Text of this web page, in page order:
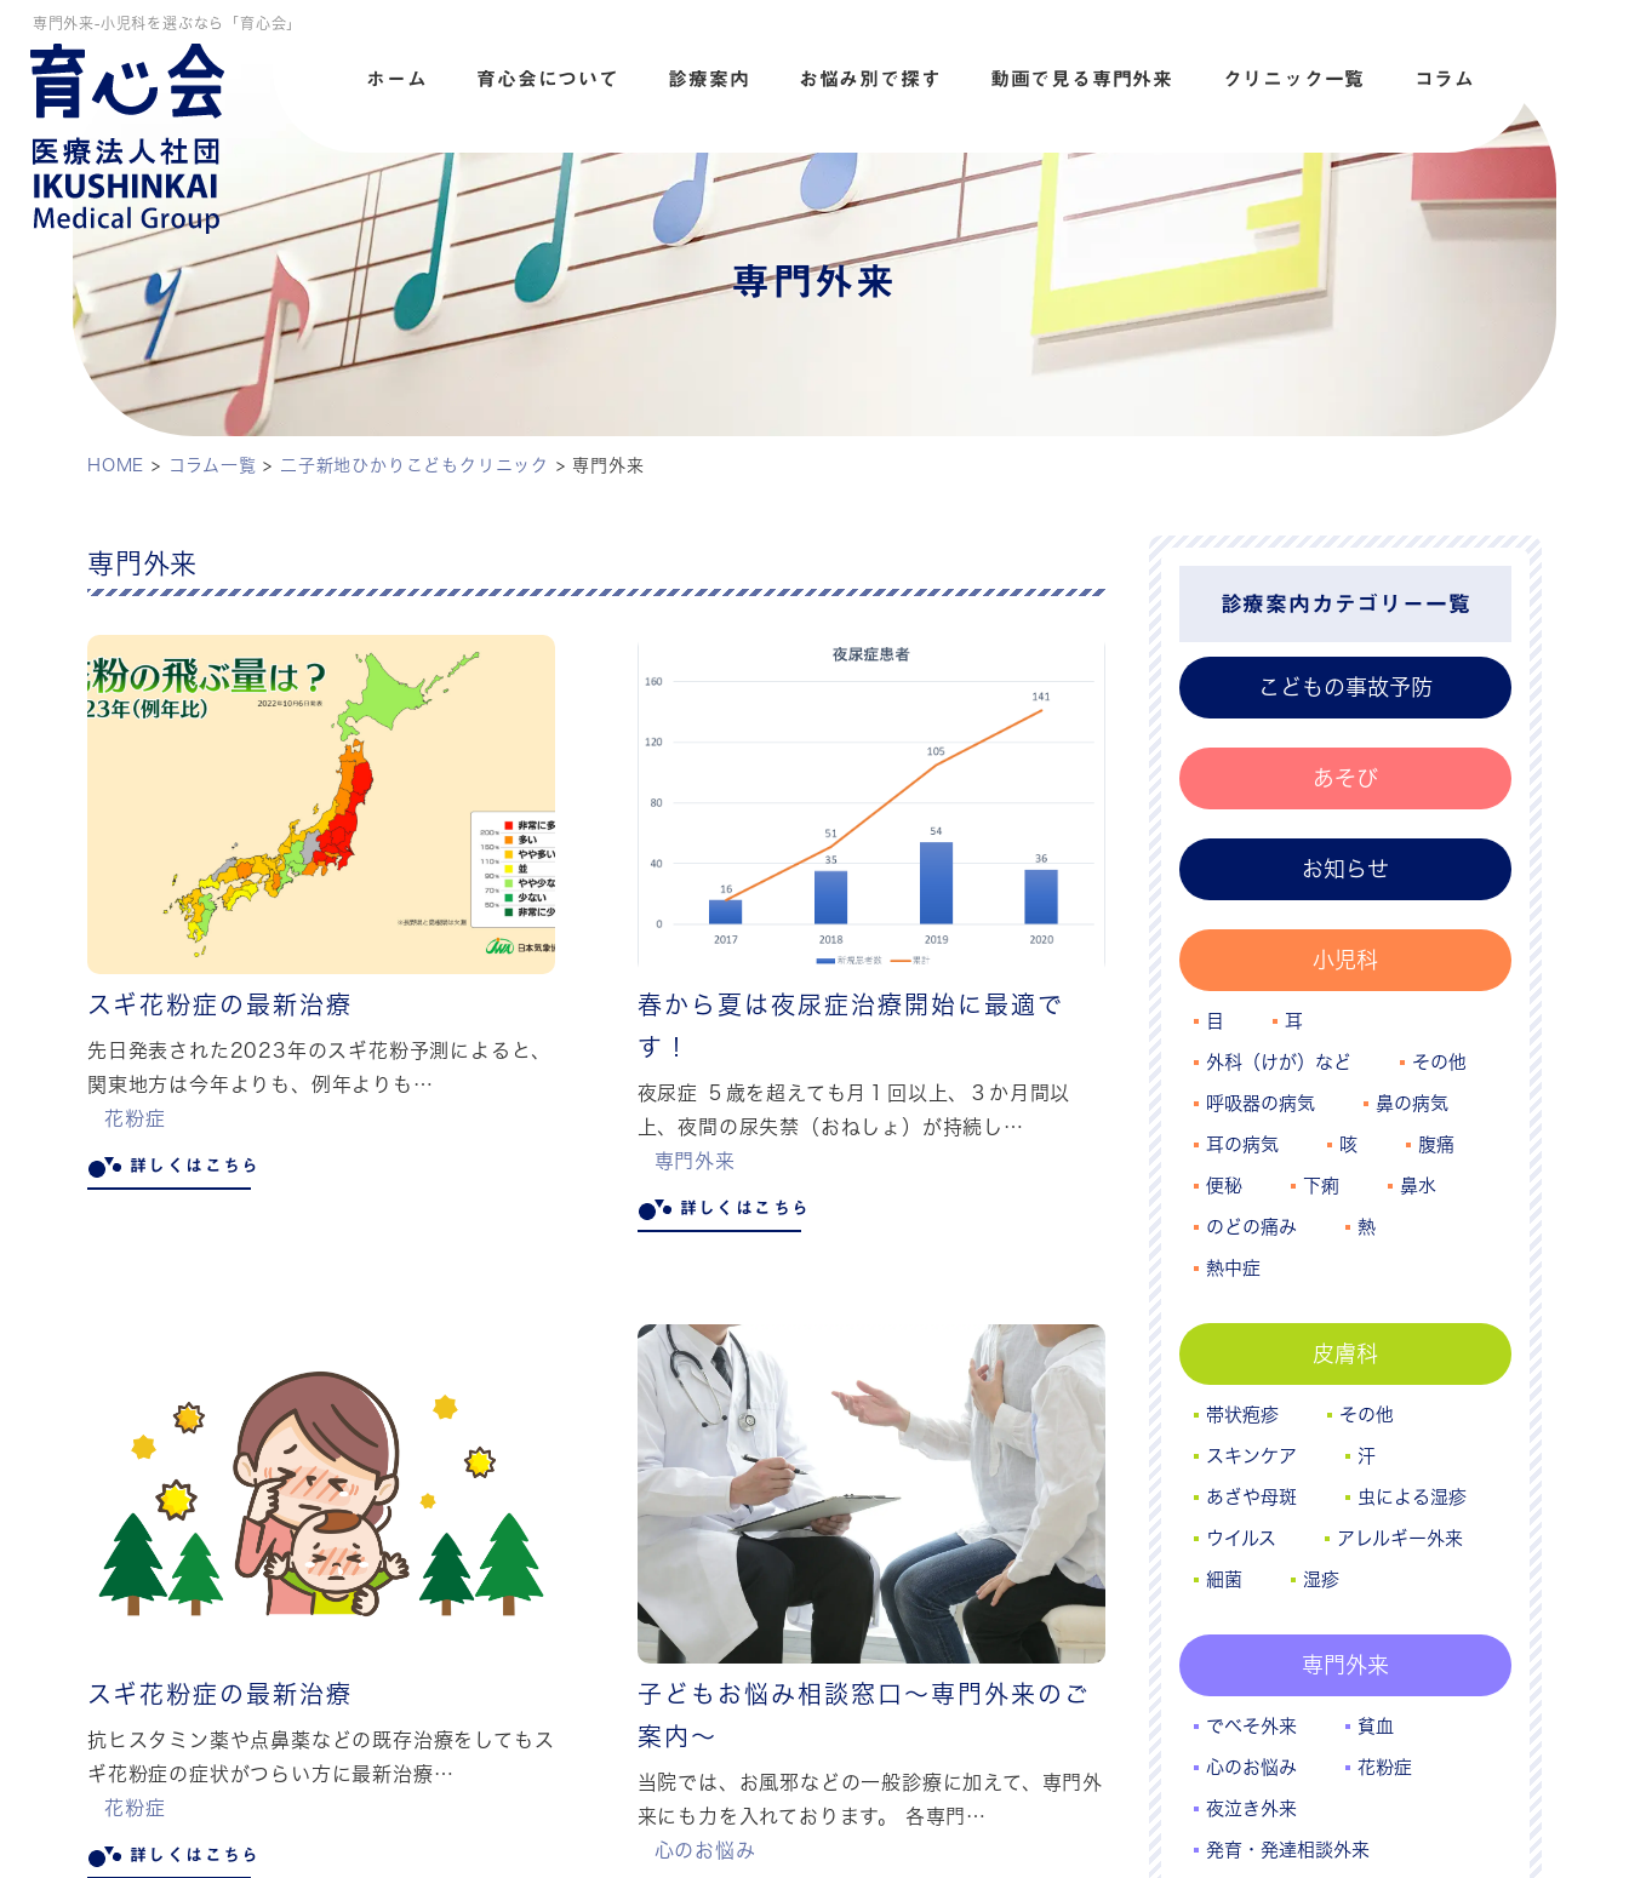
専門外来-小児科を選ぶなら「育心会」
ホーム 育心会について 診療案内 お悩み別で探す 動画で見る専門外来 クリニック一覧 コラム
専門外来
HOME > コラム一覧 > 二子新地ひかりこどもクリニック > 専門外来
専門外来
スギ花粉症の最新治療
先日発表された2023年のスギ花粉予測によると、
関東地方は今年よりも、例年よりも…
花粉症
詳しくはこちら
春から夏は夜尿症治療開始に最適で
す！
夜尿症 ５歳を超えても月１回以上、３か月間以
上、夜間の尿失禁（おねしょ）が持続し…
専門外来
詳しくはこちら
スギ花粉症の最新治療
抗ヒスタミン薬や点鼻薬などの既存治療をしてもス
ギ花粉症の症状がつらい方に最新治療…
花粉症
詳しくはこちら
子どもお悩み相談窓口～専門外来のご
案内～
当院では、お風邪などの一般診療に加えて、専門外
来にも力を入れております。 各専門…
心のお悩み
診療案内カテゴリー一覧
こどもの事故予防
あそび
お知らせ
小児科
目 耳
外科（けが）など その他
呼吸器の病気 鼻の病気
耳の病気 咳 腹痛
便秘 下痢 鼻水
のどの痛み 熱
熱中症
皮膚科
帯状疱疹 その他
スキンケア 汗
あざや母斑 虫による湿疹
ウイルス アレルギー外来
細菌 湿疹
専門外来
でべそ外来 貧血
心のお悩み 花粉症
夜泣き外来
発育・発達相談外来